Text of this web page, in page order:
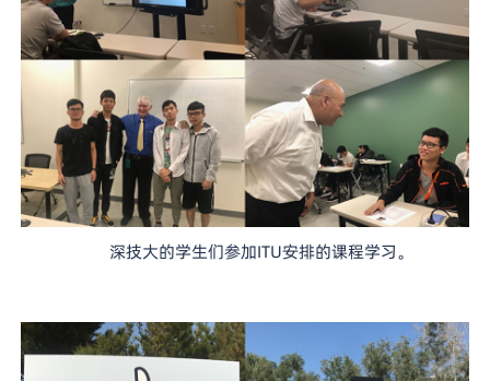
深技大的学生们参加ITU安排的课程学习。